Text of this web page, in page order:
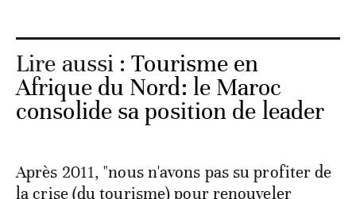
Lire aussi :Tourisme en
Afrique du Nord: le Maroc
consolide sa position de leader
Après 2011, "nous n'avons pas su profiter de
la crise (du tourisme) pour renouveler